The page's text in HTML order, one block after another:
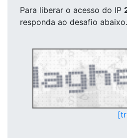
Para liberar o acesso do IP
responda ao desafio abaixo.